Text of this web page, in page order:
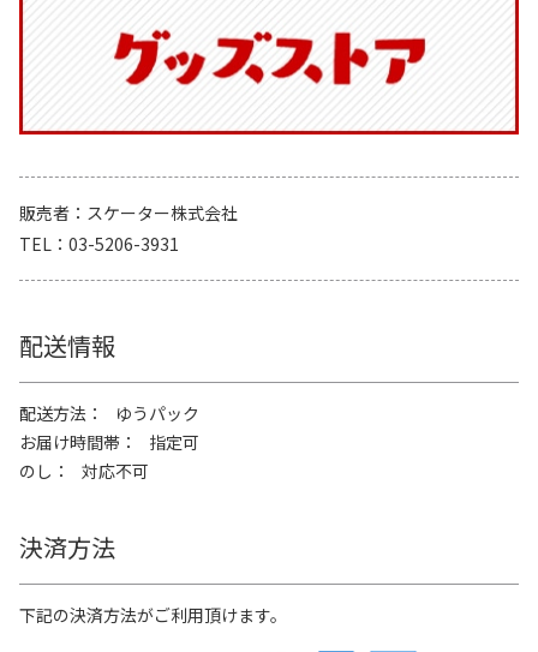
販売者
スケーター株式会社
TEL
03-5206-3931
配送情報
配送方法
ゆうパック
お届け時間帯
指定可
のし
対応不可
決済方法
下記の決済方法がご利用頂けます。